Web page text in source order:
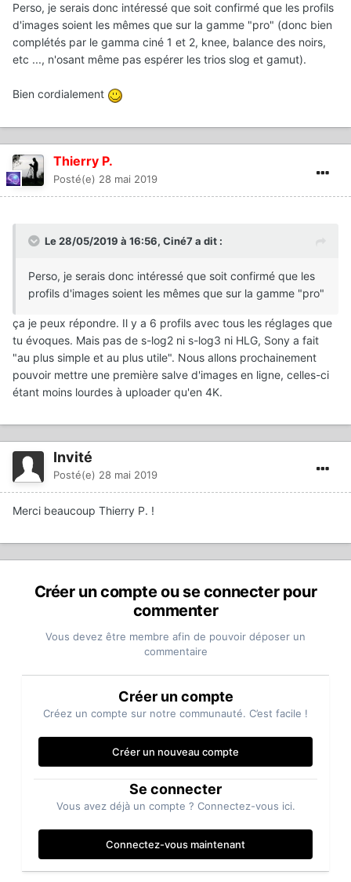
Perso, je serais donc intéressé que soit confirmé que les profils
d'images soient les mêmes que sur la gamme "pro" (donc bien
complétés par le gamma ciné 1 et 2, knee, balance des noirs,
etc ..., n'osant même pas espérer les trios slog et gamut).
Bien cordialement
Thierry P.
Posté(e) 28 mai 2019
Le 28/05/2019 à 16:56, Ciné7 a dit :
Perso, je serais donc intéressé que soit confirmé que les
profils d'images soient les mêmes que sur la gamme "pro"
ça je peux répondre. Il y a 6 profils avec tous les réglages que
tu évoques. Mais pas de s-log2 ni s-log3 ni HLG, Sony a fait
"au plus simple et au plus utile". Nous allons prochainement
pouvoir mettre une première salve d'images en ligne, celles-ci
étant moins lourdes à uploader qu'en 4K.
Invité
Posté(e) 28 mai 2019
Merci beaucoup Thierry P. !
Créer un compte ou se connecter pour
commenter
Vous devez être membre afin de pouvoir déposer un
commentaire
Créer un compte
Créez un compte sur notre communauté. C’est facile !
Créer un nouveau compte
Se connecter
Vous avez déjà un compte ? Connectez-vous ici.
Connectez-vous maintenant